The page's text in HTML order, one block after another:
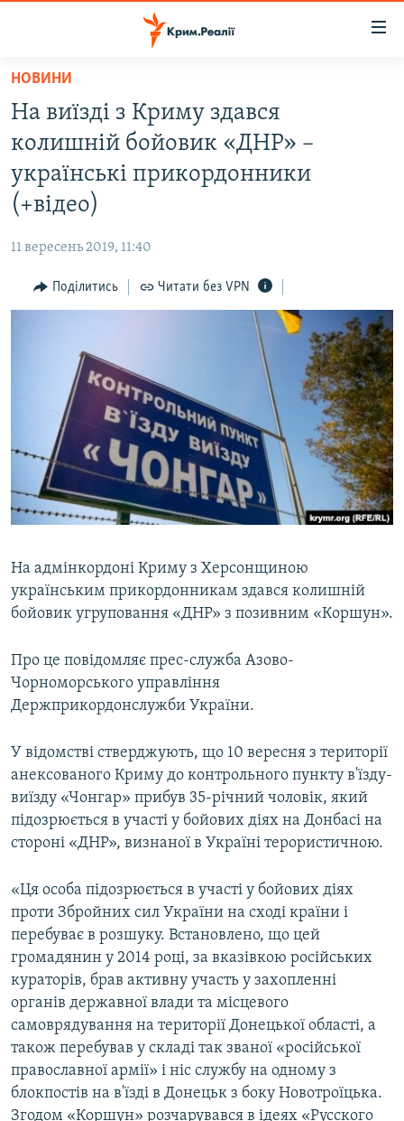
Перейти
основного
матеріалу
Перейти
до
основної
Перейти
пошуку
ВОДА.КРИМ
ВІДЕО ТА ФОТО
ПОЛІТИКА
ПОГЛЯД
ІНТЕРВ'Ю
СПЕЦПРОЕКТИ
ДЕПОРТАЦІЯ
ВІДЕОУРОКИ «ELIFBE»
СВІДЧЕННЯ ОКУПАЦІЇ
УКРАЇНСЬКА ПРОБЛЕМА КРИМУ
ІНФОГРАФІКА
ЯК ОБІЙТИ БЛОКУВАННЯ
Русский
Qırımtatar
ДОЛУЧАЙСЯ!
Усі сайти RFE/RL
НОВИНИ
На виїзді з Криму здався
колишній бойовик «ДНР» –
українські прикордонники
(+відео)
11 вересень 2019, 11:40
Поділитись Читати без VPN
На адмінкордоні Криму з Херсонщиною
українським прикордонникам здався колишній
бойовик угруповання «ДНР» з позивним «Коршун».
Про це повідомляє прес-служба Азово-
Чорноморського управління
Держприкордонслужби України.
У відомстві стверджують, що 10 вересня з території
анексованого Криму до контрольного пункту в'їзду-
виїзду «Чонгар» прибув 35-річний чоловік, який
підозрюється в участі у бойових діях на Донбасі на
стороні «ДНР», визнаної в Україні терористичною.
«Ця особа підозрюється в участі у бойових діях
проти Збройних сил України на сході країни і
перебуває в розшуку. Встановлено, що цей
громадянин у 2014 році, за вказівкою російських
кураторів, брав активну участь у захопленні
органів державної влади та місцевого
самоврядування на території Донецької області, а
також перебував у складі так званої «російської
православної армії» і ніс службу на одному з
блокпостів на в'їзді в Донецьк з боку Новотроїцька.
Згодом «Коршун» розчарувався в ідеях «Русского